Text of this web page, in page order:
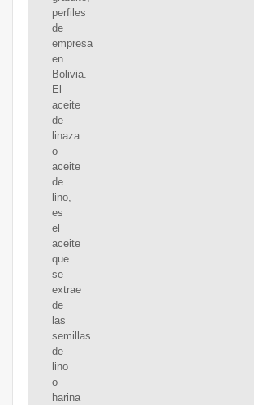
perfiles
de
empresa
en
Bolivia.
El
aceite
de
linaza
o
aceite
de
lino,
es
el
aceite
que
se
extrae
de
las
semillas
de
lino
o
harina